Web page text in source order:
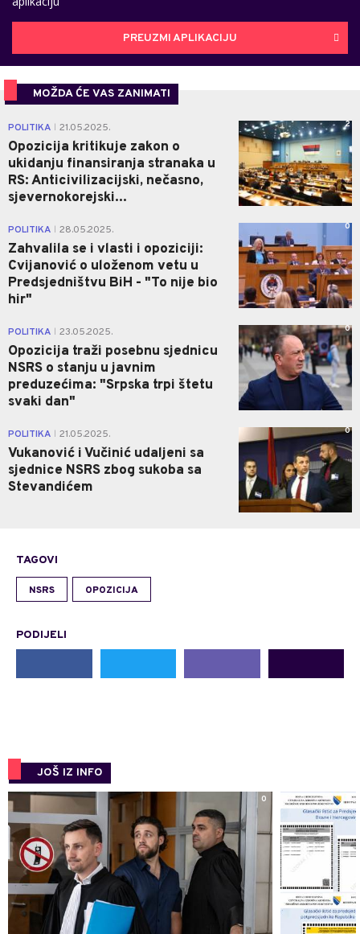
PREUZMI APLIKACIJU
MOŽDA ĆE VAS ZANIMATI
POLITIKA 21.05.2025.
Opozicija kritikuje zakon o
ukidanju finansiranja stranaka u
RS: Anticivilizacijski, nečasno,
sjevernokorejski...
2
POLITIKA 28.05.2025.
Zahvalila se i vlasti i opoziciji:
Cvijanović o uloženom vetu u
Predsjedništvu BiH - "To nije bio
hir"
0
POLITIKA 23.05.2025.
Opozicija traži posebnu sjednicu
NSRS o stanju u javnim
preduzećima: "Srpska trpi štetu
svaki dan"
0
POLITIKA 21.05.2025.
Vukanović i Vučinić udaljeni sa
sjednice NSRS zbog sukoba sa
Stevandićem
0
TAGOVI
NSRS OPOZICIJA
PODIJELI
JOŠ IZ INFO
0